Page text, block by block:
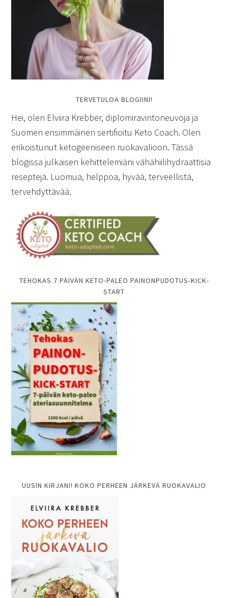
TERVETULOA BLOGIINI!
Hei, olen Elviira Krebber, diplomiravintoneuvoja ja
Suomen ensimmäinen sertifioitu Keto Coach. Olen
erikoistunut ketogeeniseen ruokavalioon. Tässä
blogissa julkaisen kehittelemiäni vähähiilihydraattisia
reseptejä. Luomua, helppoa, hyvää, terveellistä,
tervehdyttävää.
TEHOKAS 7 PÄIVÄN KETO-PALEO PAINONPUDOTUS-KICK-
START
UUSIN KIRJANI! KOKO PERHEEN JÄRKEVÄ RUOKAVALIO